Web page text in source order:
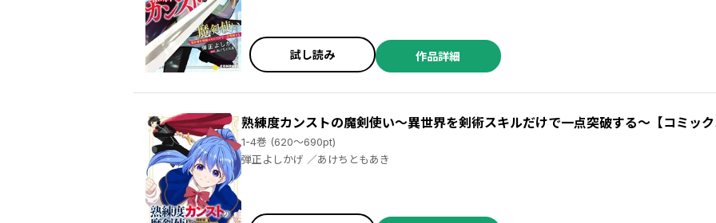
試し読み 作品詳細
熟練度カンストの魔剣使い～異世界を剣術スキルだけで一点突破する～【コミッ
1-4巻 (620～690pt)
弾正よしかげ ／あけちともあき